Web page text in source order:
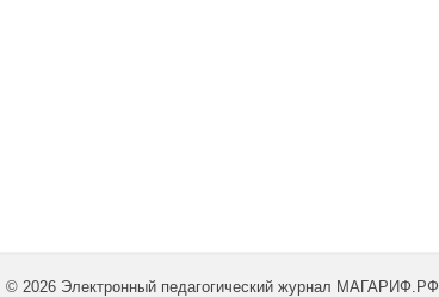
© 2026 Электронный педагогический журнал МАГАРИФ.РФ